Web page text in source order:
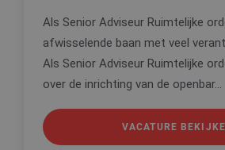
Als Senior Adviseur Ruimtelijke
afwisselende baan met veel
Als Senior Adviseur Ruimtelijke
over de inrichting van de openbar...
VACATURE